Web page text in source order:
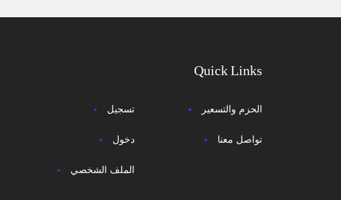
Quick Links
تسجيل
دخول
الملف الشخصي
الحزم والتسعير
تواصل معنا